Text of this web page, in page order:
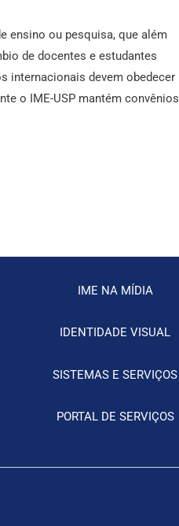
ensino ou pesquisa, que além
de docentes e estudantes
internacionais devem obedecer
o IME-USP mantém convênios
IME NA MÍDIA
IDENTIDADE VISUAL
SISTEMAS E SERVIÇOS
PORTAL DE SERVIÇOS